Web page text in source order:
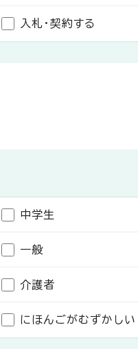
入札・契約する
中学生
一般
介護者
にほんごがむずかしい